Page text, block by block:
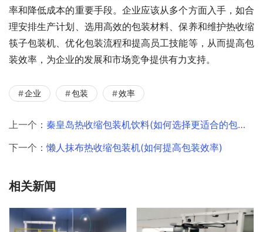
率和降低成本的重要手段。企业应该从多个方面入手，如合
理安排生产计划、选用高效的包装材料、保养和维护热收缩
筷子包装机、优化包装流程和提高员工技能等，从而提高包
装效率，为企业的发展和市场竞争提供有力支持。
企业 包装 效率
上一个： 秦皇岛热收缩包装机饮料(如何选择更适合的包装机型号)
下一个：懒人抹布热收缩包装机(如何提高包装效率)
相关新闻